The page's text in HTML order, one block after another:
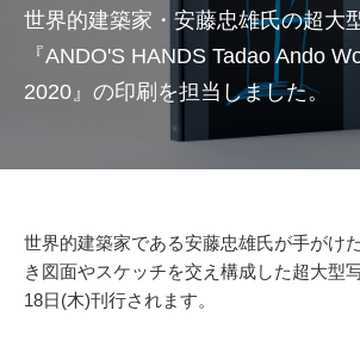
世界的建築家・安藤忠雄氏の超⼤
『ANDO'S HANDS Tadao Ando
2020』の印刷を担当しました。
世界的建築家である安藤忠雄氏が⼿がけ
き図⾯やスケッチを交え構成した超大型
18⽇(⽊)刊行されます。